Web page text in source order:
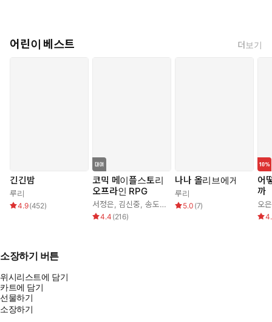
어린이 베스트 더보기
긴긴밤
루리
4.9(452)
코믹 메이플스토리
오프라인 RPG
서정은, 김신중, 송도수
4.4 (216)
나나 올리브에게
루리
5.0 (7)
어
까
오
소장하기 버튼
위시리스트에 담기
카트에 담기
선물하기
소장하기